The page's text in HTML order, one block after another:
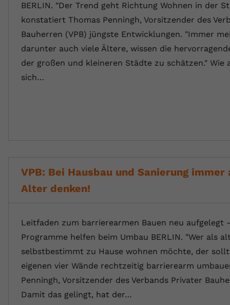
BERLIN. "Der Trend geht Richtung Wohnen in der
konstatiert Thomas Penningh, Vorsitzender des
Bauherren (VPB) jüngste Entwicklungen. "Immer
darunter auch viele Ältere, wissen die
der großen und kleineren Städte zu schätzen." Wie
sich…
VPB: Bei Hausbau und Sanierung immer
Alter denken!
Leitfaden zum barrierearmen Bauen neu aufgelegt
Programme helfen beim Umbau BERLIN. "Wer als
selbstbestimmt zu Hause wohnen möchte, der
eigenen vier Wände rechtzeitig barrierearm
Penningh, Vorsitzender des Verbands Privater
Damit das gelingt, hat der…